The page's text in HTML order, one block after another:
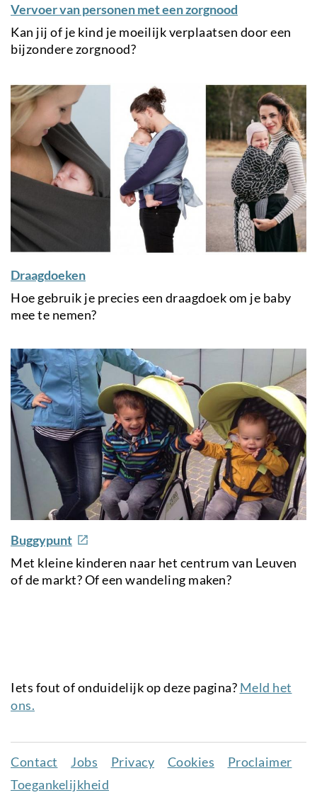
Vervoer van personen met een zorgnood
Kan jij of je kind je moeilijk verplaatsen door een
bijzondere zorgnood?
Draagdoeken
Hoe gebruik je precies een draagdoek om je baby
mee te nemen?
Buggypunt
e
x
i
n
Met kleine kinderen naar het centrum van Leuven
of de markt? Of een wandeling maken?
Iets fout of onduidelijk op deze pagina? Meld het
ons.
Juridisch
menu
Contact Jobs Privacy Cookies
Proclaimer
Toegankelijkheid